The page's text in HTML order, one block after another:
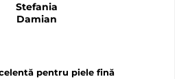
pentru piele fină
Stefania
Damian